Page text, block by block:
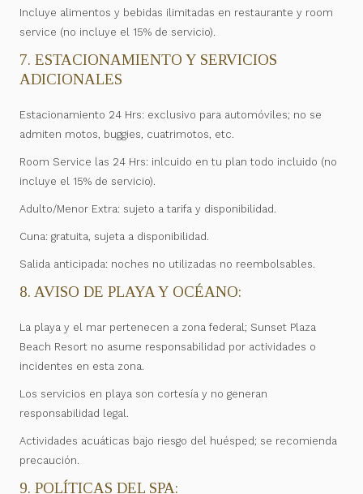
Incluye alimentos y bebidas ilimitadas en restaurante y room
service (no incluye el 15% de servicio).
7. ESTACIONAMIENTO Y SERVICIOS
ADICIONALES
Estacionamiento 24 Hrs: exclusivo para automóviles; no se
admiten motos, buggies, cuatrimotos, etc.
Room Service las 24 Hrs: inlcuido en tu plan todo incluido (no
incluye el 15% de servicio).
Adulto/Menor Extra: sujeto a tarifa y disponibilidad.
Cuna: gratuita, sujeta a disponibilidad.
Salida anticipada: noches no utilizadas no reembolsables.
8. AVISO DE PLAYA Y OCÉANO:
La playa y el mar pertenecen a zona federal; Sunset Plaza
Beach Resort no asume responsabilidad por actividades o
incidentes en esta zona.
Los servicios en playa son cortesía y no generan
responsabilidad legal.
Actividades acuáticas bajo riesgo del huésped; se recomienda
precaución.
9. POLÍTICAS DEL SPA: